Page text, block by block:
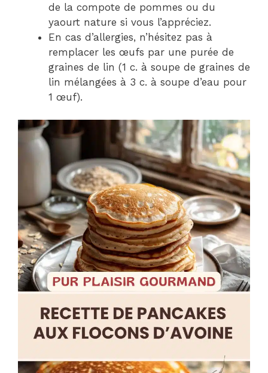
de la compote de pommes ou du
yaourt nature si vous l’appréciez.
En cas d’allergies, n’hésitez pas à
remplacer les œufs par une purée de
graines de lin (1 c. à soupe de graines de
lin mélangées à 3 c. à soupe d’eau pour
1 œuf).